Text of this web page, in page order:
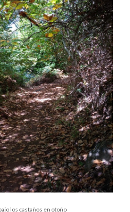
los castaños en otoño